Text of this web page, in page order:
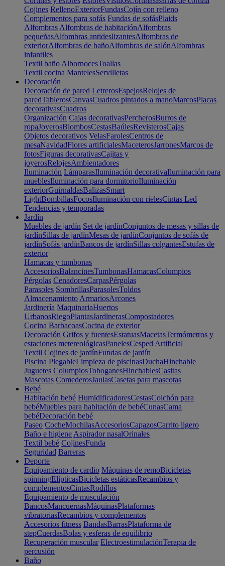
Cojines RellenoExteriorFundasCojín con relleno
Complementos para sofás Fundas de sofásPlaids
Alfombras Alfombras de habitaciónAlfombras
pequeñasAlfombras antideslizantesAlfombras de
exteriorAlfombras de bañoAlfombras de salónAlfombras
infantiles
Textil baño AlbornocesToallas
Textil cocina MantelesServilletas
Decoración
Decoración de pared LetrerosEspejosRelojes de
paredTablerosCanvasCuadros pintados a manoMarcosPlacas
decorativasCuadros
Organización Cajas decorativasPercherosBurros de
ropaJoyerosBiombosCestasBaúlesRevisterosCajas
Objetos decorativos VelasFarolesCentros de
mesaNavidadFlores artificialesMaceterosJarronesMarcos de
fotosFiguras decorativasCajitas y
joyerosRelojesAmbientadores
Iluminación LámparasIluminación decorativaIluminación para
mueblesIluminación para dormitorioIluminación
exteriorGuirnaldasBalizasSmart
LightBombillasFocosIluminación con rielesCintas Led
Tendencias y temporadas
Jardín
Muebles de jardín Set de jardínConjuntos de mesas y sillas de
jardínSillas de jardínMesas de jardínConjuntos de sofás de
jardínSofás jardínBancos de jardínSillas colgantesEstufas de
exterior
Hamacas y tumbonas
AccesoriosBalancinesTumbonasHamacasColumpios
Pérgolas CenadoresCarpasPérgolas
Parasoles SombrillasParasolesToldos
Almacenamiento ArmariosArcones
Jardinería MaquinariaHuertos
UrbanosRiegoPlantasJardinerasCompostadores
Cocina BarbacoasCocina de exterior
Decoración Grifos y fuentesEstatuasMacetasTermómetros y
estaciones metereológicasPanelesCesped Artificial
Textil Cojines de jardínFundas de jardín
Piscina PlegableLimpieza de piscinasDuchaHinchable
Juguetes ColumpiosToboganesHinchablesCasitas
Mascotas ComederosJaulasCasetas para mascotas
Bebé
Habitación bebé HumidificadoresCestasColchón para
bebéMuebles para habitación de bebéCunasCama
bebéDecoración bebé
Paseo CocheMochilasAccesoriosCapazosCarrito ligero
Baño e higiene Aspirador nasalOrinales
Textil bebé CojinesFunda
Seguridad Barreras
Deporte
Equipamiento de cardio Máquinas de remoBicicletas
spinningElípticasBicicletas estáticasRecambios y
complementosCintasRodillos
Equipamiento de musculación
BancosMancuernasMáquinasPlataformas
vibratoriasRecambios y complementos
Accesorios fitness BandasBarrasPlataforma de
stepCuerdasBolas y esferas de equilibrio
Recuperación muscular ElectroestimulaciónTerapia de
percusión
Baño